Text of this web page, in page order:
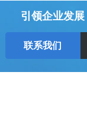
引领企业发
联系我们